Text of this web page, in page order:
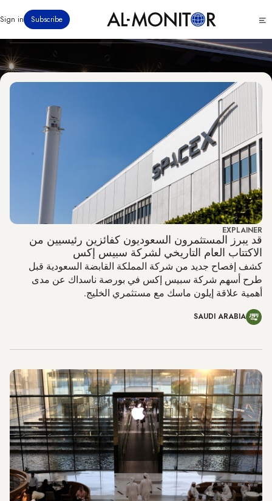
إلى
المحتوى
الرئيسي
see
menu
Subscribe
Sign in Technology
EXPLAINER
قد يبرز المستثمرون السعوديون كفائزين رئيسيين من
الاكتتاب العام التاريخي لشركة سبيس إكس
كشف إفصاح جديد من شركة المملكة القابضة السعودية قبل
طرح أسهم شركة سبيس إكس في بورصة ناسداك عن مدى
أهمية علاقة إيلون ماسك مع مستثمري الخليج.
SAUDI ARABIA